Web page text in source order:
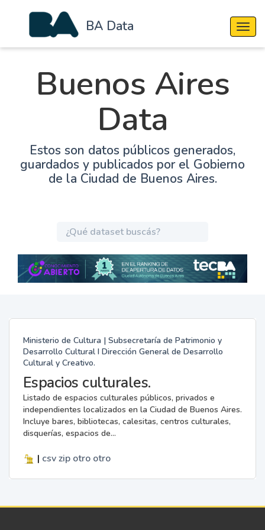
BA Data
Buenos Aires
Data
Estos son datos públicos generados,
guardados y publicados por el Gobierno
de la Ciudad de Buenos Aires.
Ministerio de Cultura | Subsecretaría de Patrimonio y
Desarrollo Cultural I Dirección General de Desarrollo
Cultural y Creativo.
Espacios culturales.
Listado de espacios culturales públicos, privados e
independientes localizados en la Ciudad de Buenos Aires.
Incluye bares, bibliotecas, calesitas, centros culturales,
disquerías, espacios de...
| csv zip otro otro